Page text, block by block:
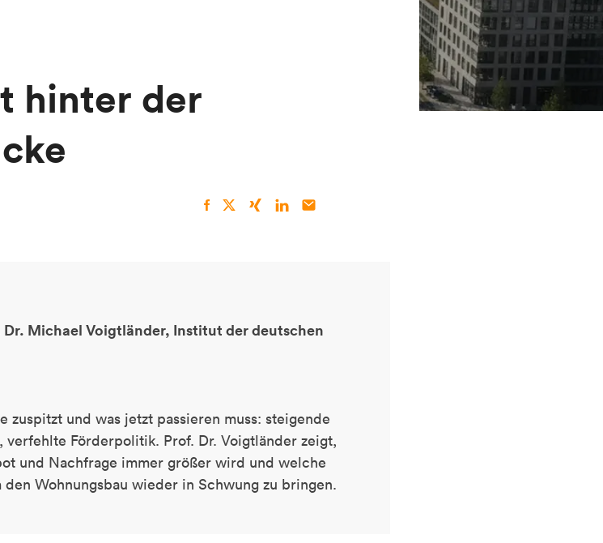
hinter der
Dr. Michael Voigtländer, Institut der deutschen
zuspitzt und was jetzt passieren muss: steigende
verfehlte Förderpolitik. Prof. Dr. Voigtländer zeigt,
und Nachfrage immer größer wird und welche
Wohnungsbau wieder in Schwung zu bringen.